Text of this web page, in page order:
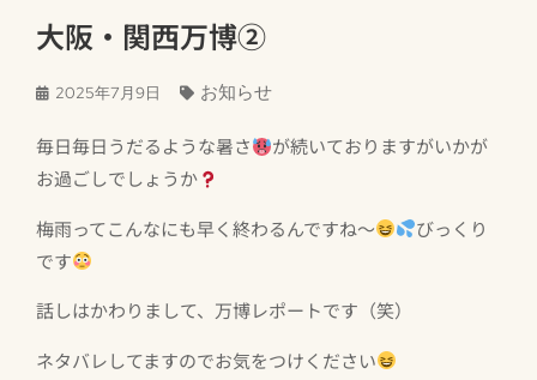
大阪・関西万博②
2025年7月9日 お知らせ
毎日毎日うだるような暑さ
が続いておりますがいかが
お過ごしでしょうか
梅雨ってこんなにも早く終わるんですね〜
びっくり
です
話しはかわりまして、万博レポートです（笑）
ネタバレしてますのでお気をつけください